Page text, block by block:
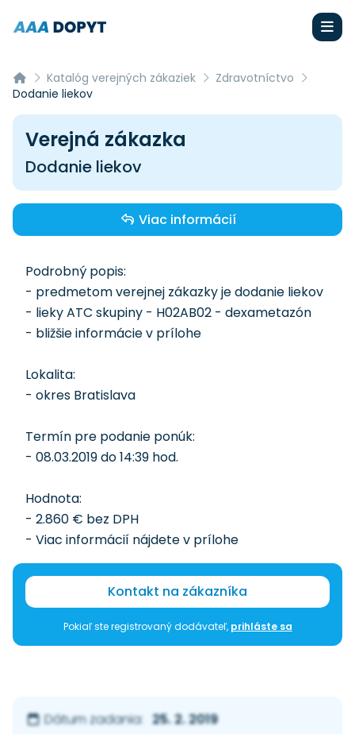
Katalóg verejných zákaziek
Zdravotníctvo
Dodanie liekov
Verejná zákazka
Dodanie liekov
Viac informácií
Podrobný popis:
- predmetom verejnej zákazky je dodanie liekov
- lieky ATC skupiny - H02AB02 - dexametazón
- bližšie informácie v prílohe
Lokalita:
- okres Bratislava
Termín pre podanie ponúk:
- 08.03.2019 do 14:39 hod.
Hodnota:
- 2.860 € bez DPH
- Viac informácií nájdete v prílohe
Kontakt na zákazníka
Pokiaľ ste registrovaný dodávateľ, prihláste sa
Dátum zadania: 25. 2. 2019